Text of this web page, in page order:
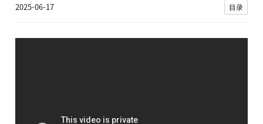
2025-06-17 目录